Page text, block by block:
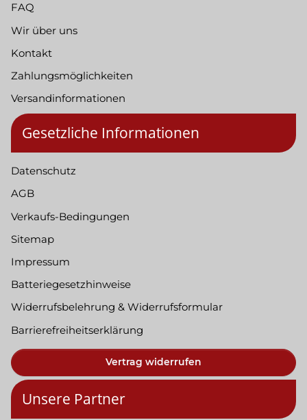
FAQ
Wir über uns
Kontakt
Zahlungsmöglichkeiten
Versandinformationen
Gesetzliche Informationen
Datenschutz
AGB
Verkaufs-Bedingungen
Sitemap
Impressum
Batteriegesetzhinweise
Widerrufsbelehrung & Widerrufsformular
Barrierefreiheitserklärung
Vertrag widerrufen
Unsere Partner